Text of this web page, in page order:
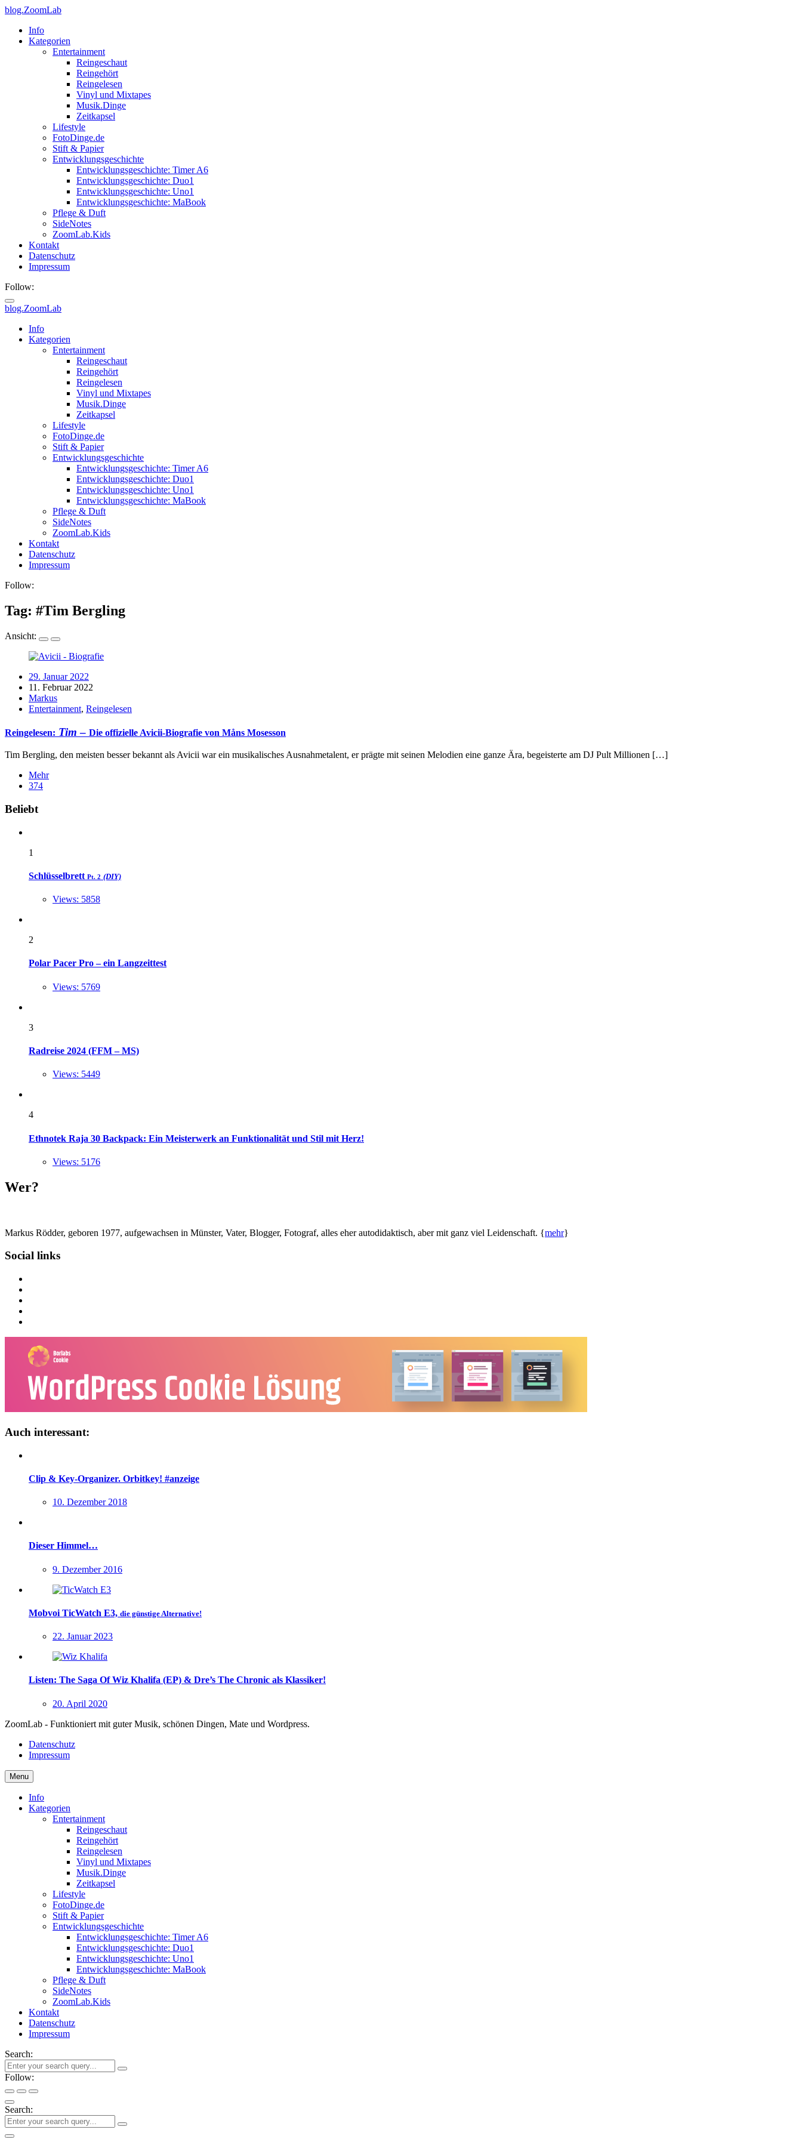
blog.ZoomLab
Info
Kategorien
Entertainment
Reingeschaut
Reingehört
Reingelesen
Vinyl und Mixtapes
Musik.Dinge
Zeitkapsel
Lifestyle
FotoDinge.de
Stift & Papier
Entwicklungsgeschichte
Entwicklungsgeschichte: Timer A6
Entwicklungsgeschichte: Duo1
Entwicklungsgeschichte: Uno1
Entwicklungsgeschichte: MaBook
Pflege & Duft
SideNotes
ZoomLab.Kids
Kontakt
Datenschutz
Impressum
Follow:
blog.ZoomLab
ZoomLab
Info
Kategorien
Entertainment
Reingeschaut
Reingehört
Reingelesen
Vinyl und Mixtapes
Musik.Dinge
Zeitkapsel
Lifestyle
FotoDinge.de
Stift & Papier
Entwicklungsgeschichte
Entwicklungsgeschichte: Timer A6
Entwicklungsgeschichte: Duo1
Entwicklungsgeschichte: Uno1
Entwicklungsgeschichte: MaBook
Pflege & Duft
SideNotes
ZoomLab.Kids
Kontakt
Datenschutz
Impressum
Follow:
Tag: #Tim Bergling
Ansicht:
29. Januar 2022
11. Februar 2022
Markus
Entertainment, Reingelesen
Reingelesen: Tim – Die offizielle Avicii-Biografie von Måns Mosesson
Tim Bergling, den meisten besser bekannt als Avicii war ein musikalisches Ausnahmetalent, er prägte mit seinen Melodien eine ganze Ära, begeisterte am DJ Pult Millionen […]
Mehr
374
Widgets
Beliebt
1
Schlüsselbrett Pt. 2 (DIY)
Views: 5858
2
Polar Pacer Pro – ein Langzeittest
Views: 5769
3
Radreise 2024 (FFM – MS)
Views: 5449
4
Ethnotek Raja 30 Backpack: Ein Meisterwerk an Funktionalität und Stil mit Herz!
Views: 5176
Wer?
Markus Rödder, geboren 1977, aufgewachsen in Münster, Vater, Blogger, Fotograf, alles eher autodidaktisch, aber mit ganz viel Leidenschaft. {mehr}
Social links
Auch interessant:
Clip & Key-Organizer. Orbitkey! #anzeige
10. Dezember 2018
Dieser Himmel…
9. Dezember 2016
Mobvoi TicWatch E3, die günstige Alternative!
22. Januar 2023
Listen: The Saga Of Wiz Khalifa (EP) & Dre’s The Chronic als Klassiker!
20. April 2020
ZoomLab - Funktioniert mit guter Musik, schönen Dingen, Mate und Wordpress.
Datenschutz
Impressum
Menu
Info
Kategorien
Entertainment
Reingeschaut
Reingehört
Reingelesen
Vinyl und Mixtapes
Musik.Dinge
Zeitkapsel
Lifestyle
FotoDinge.de
Stift & Papier
Entwicklungsgeschichte
Entwicklungsgeschichte: Timer A6
Entwicklungsgeschichte: Duo1
Entwicklungsgeschichte: Uno1
Entwicklungsgeschichte: MaBook
Pflege & Duft
SideNotes
ZoomLab.Kids
Kontakt
Datenschutz
Impressum
Search:
Follow:
Search: